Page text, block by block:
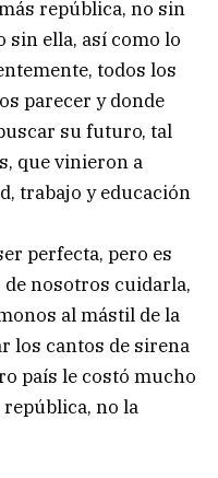
república, no sin
sin ella, así como lo
todos los
parecer y donde
su futuro, tal
que vinieron a
trabajo y educación
perfecta, pero es
nosotros cuidarla,
al mástil de la
los cantos de sirena
país le costó mucho
no la